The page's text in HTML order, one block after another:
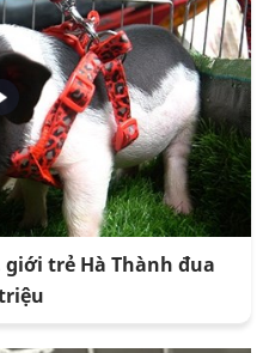
giới trẻ Hà Thành đua